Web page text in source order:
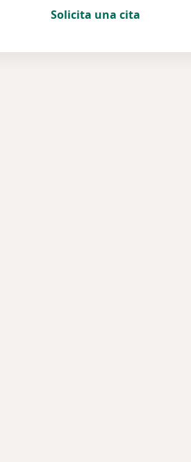
Solicita una cita